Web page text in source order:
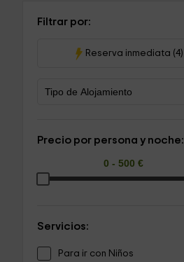
Filtrar por:
Reserva inmediata (4)
Precio por persona y noche:
Servicios:
Para ir con Niños